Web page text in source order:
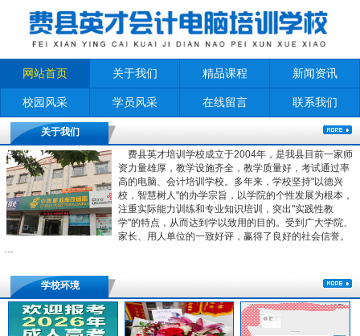
网站首页 关于我们 精品课程 新闻资讯
校园风采 学员风采 在线留言 联系我们
关于我们
费县英才培训学校成立于2004年，是我县目前一家师
资力量雄厚，教学设施齐全，教学质量好，考试通过率
高的电脑、会计培训学校。多年来，学校坚持"以德兴
校，智慧树人"的办学宗旨，以学院的个性发展为根本，
注重实际能力训练和专业知识培训，突出"实践性教
学"的特点，从而达到学以致用的目的。受到广大学院、
家长、用人单位的一致好评，赢得了良好的社会信誉。
…
学校环境